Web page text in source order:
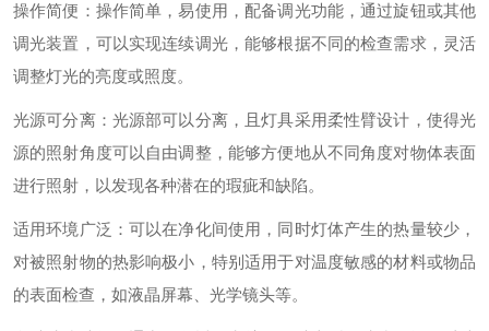
操作简便：操作简单，易使用，配备调光功能，通过旋钮或其他
调光装置，可以实现连续调光，能够根据不同的检查需求，灵活
调整灯光的亮度或照度。
光源可分离：光源部可以分离，且灯具采用柔性臂设计，使得光
源的照射角度可以自由调整，能够方便地从不同角度对物体表面
进行照射，以发现各种潜在的瑕疵和缺陷。
适用环境广泛：可以在净化间使用，同时灯体产生的热量较少，
对被照射物的热影响极小，特别适用于对温度敏感的材料或物品
的表面检查，如液晶屏幕、光学镜头等。